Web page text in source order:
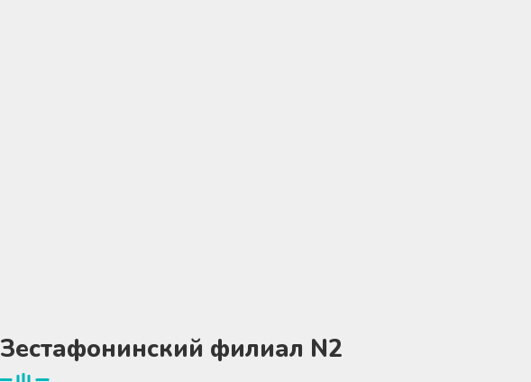
Зестафонинский филиал N2